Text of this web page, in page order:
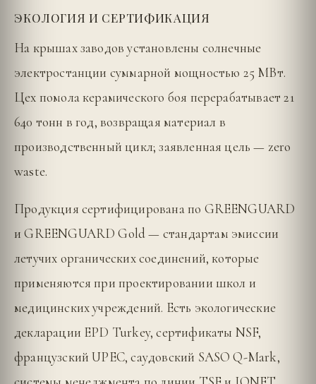
ЭКОЛОГИЯ И СЕРТИФИКАЦИЯ
На крышах заводов установлены солнечные
электростанции суммарной мощностью 25 МВт.
Цех помола керамического боя перерабатывает 21
640 тонн в год, возвращая материал в
производственный цикл; заявленная цель — zero
waste.
Продукция сертифицирована по GREENGUARD
и GREENGUARD Gold — стандартам эмиссии
летучих органических соединений, которые
применяются при проектировании школ и
медицинских учреждений. Есть экологические
декларации EPD Turkey, сертификаты NSF,
французский UPEC, саудовский SASO Q-Mark,